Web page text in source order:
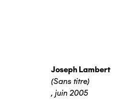
Joseph Lambert
(Sans titre)
, juin 2005